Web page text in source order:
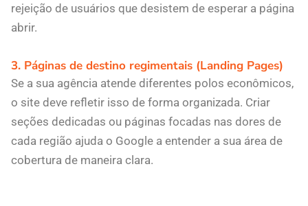
rejeição de usuários que desistem de esperar a página
abrir.
3. Páginas de destino regimentais (Landing Pages)
Se a sua agência atende diferentes polos econômicos,
o site deve refletir isso de forma organizada. Criar
seções dedicadas ou páginas focadas nas dores de
cada região ajuda o Google a entender a sua área de
cobertura de maneira clara.